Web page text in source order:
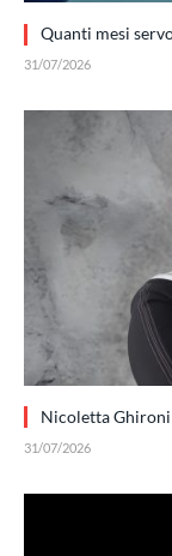
Quanti mesi
31/07/2026
Nicoletta
31/07/2026